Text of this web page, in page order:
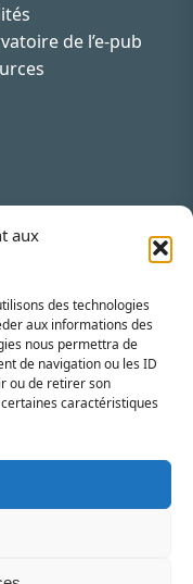
aux
des technologies
aux informations des
nous permettra de
de navigation ou les ID
ou de retirer son
caractéristiques
de l’e-pub
actualités